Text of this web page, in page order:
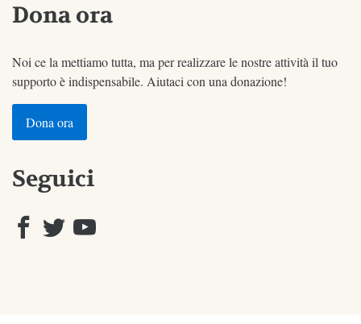
Dona ora
Noi ce la mettiamo tutta, ma per realizzare le nostre attività il tuo
supporto è indispensabile. Aiutaci con una donazione!
Dona ora
Seguici